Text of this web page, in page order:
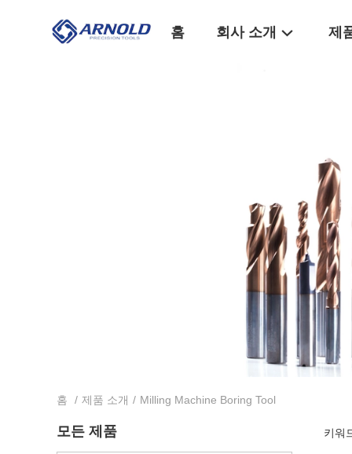
홈 회사 소개 제
홈 / 제품 소개 / Milling Machine Boring Tool
모든 제품 키워